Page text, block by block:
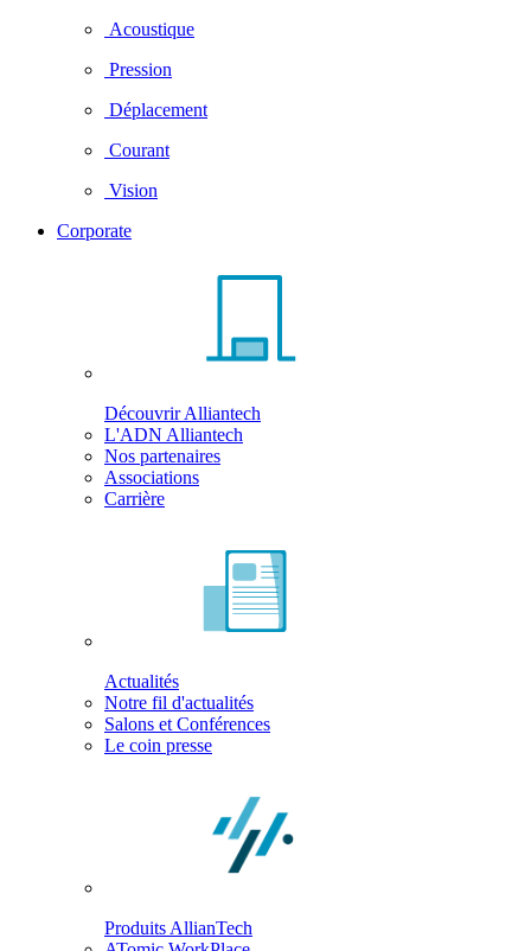
Acoustique
Pression
Déplacement
Courant
Vision
Corporate
Découvrir Alliantech
L'ADN Alliantech
Nos partenaires
Associations
Carrière
Actualités
Notre fil d'actualités
Salons et Conférences
Le coin presse
Produits AllianTech